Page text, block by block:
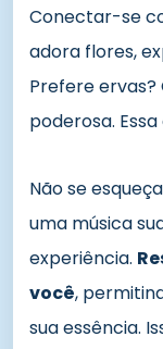
Conectar-se
adora flores,
Prefere
poderosa.
Não se
uma música
experiência.
você,
sua essência.